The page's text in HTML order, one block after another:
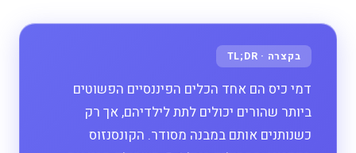
דמי כיס הם אחד הכלים הפיננסיים הפשוטים
ביותר שהורים יכולים לתת לילדיהם, אך רק
כשנותנים אותם במבנה מסודר. הקונסנזוס